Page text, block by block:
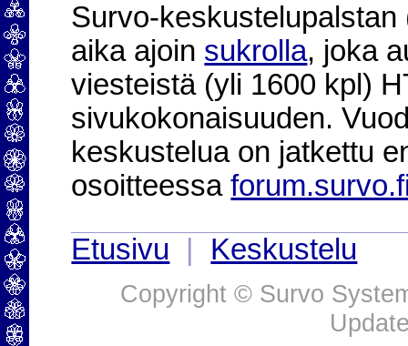
Survo-
aika ajoin sukrolla, joka
viesteistä (yli 1600 kpl)
sivukokonaisuuden.
keskustelua on jatkettu
osoitteessa
Etusivu
Keskustelu
Copyright © Survo